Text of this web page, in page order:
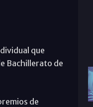
que
Bachillerato de
de